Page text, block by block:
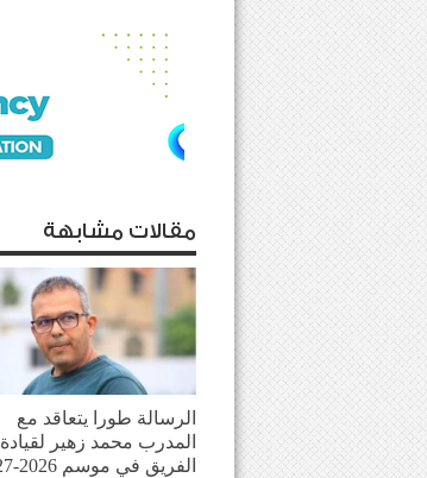
مقالات مشابهة
الرسالة طورا يتعاقد مع
المدرب محمد زهير لقيادة
الفريق في موسم 2026-2027